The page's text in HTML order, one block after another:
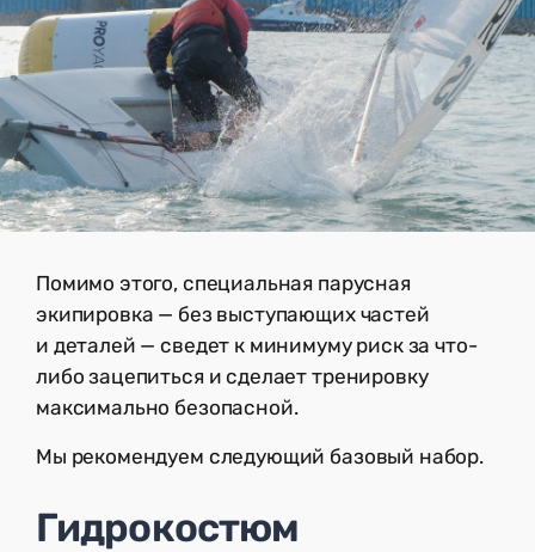
Помимо этого, специальная парусная
экипировка — без выступающих частей
и деталей — сведет к минимуму риск за что-
либо зацепиться и сделает тренировку
максимально безопасной.
Мы рекомендуем следующий базовый набор.
Гидрокостюм